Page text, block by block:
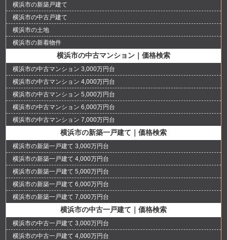
横浜市の新築戸建て
横浜市の中古戸建て
横浜市の土地
横浜市の新着物件
横浜市の中古マンション｜価格検索
横浜市の中古マンション 3,000万円台
横浜市の中古マンション 4,000万円台
横浜市の中古マンション 5,000万円台
横浜市の中古マンション 6,000万円台
横浜市の中古マンション 7,000万円台
横浜市の新築一戸建て｜価格検索
横浜市の新築一戸建て 3,000万円台
横浜市の新築一戸建て 4,000万円台
横浜市の新築一戸建て 5,000万円台
横浜市の新築一戸建て 6,000万円台
横浜市の新築一戸建て 7,000万円台
横浜市の中古一戸建て｜価格検索
横浜市の中古一戸建て 3,000万円台
横浜市の中古一戸建て 4,000万円台